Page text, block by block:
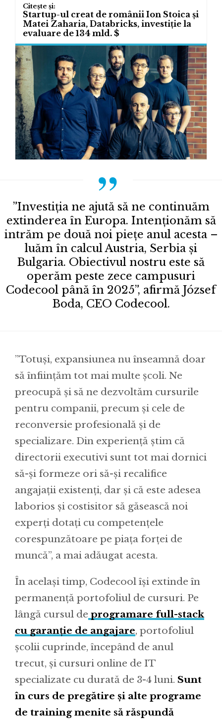
Startup-ul creat de românii Ion Stoica și
Matei Zaharia, Databricks, investiție la
evaluare de 134 mld. $
”Investiția ne ajută să ne continuăm
extinderea în Europa. Intenționăm să
intrăm pe două noi piețe anul acesta –
luăm în calcul Austria, Serbia și
Bulgaria. Obiectivul nostru este să
operăm peste zece campusuri
Codecool până în 2025”, afirmă József
Boda, CEO Codecool.
”Totuși, expansiunea nu înseamnă doar
să înființăm tot mai multe școli. Ne
preocupă și să ne dezvoltăm cursurile
pentru companii, precum și cele de
reconversie profesională și de
specializare. Din experiență știm că
directorii executivi sunt tot mai dornici
să-și formeze ori să-și recalifice
angajații existenți, dar și că este adesea
laborios și costisitor să găsească noi
experți dotați cu competențele
corespunzătoare pe piața forței de
muncă”, a mai adăugat acesta.
În același timp, Codecool își extinde în
permanență portofoliul de cursuri. Pe
lângă cursul de programare full-stack
cu garanție de angajare, portofoliul
școlii cuprinde, începând de anul
trecut, și cursuri online de IT
specializate cu durată de 3-4 luni. Sunt
în curs de pregătire și alte programe
de training menite să răspundă